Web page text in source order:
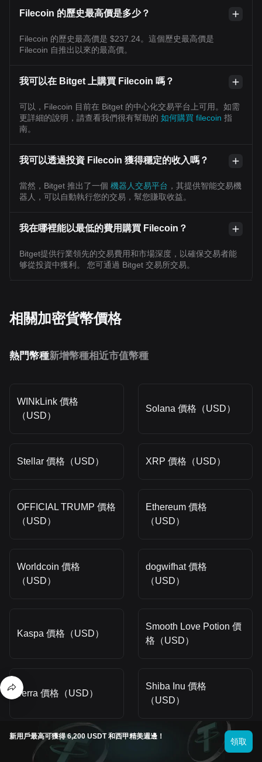
Filecoin 的歷史最高價是多少？
Filecoin 的歷史最高價是 $237.24。這個歷史最高價是
Filecoin 自推出以來的最高價。
我可以在 Bitget 上購買 Filecoin 嗎？
可以，Filecoin 目前在 Bitget 的中心化交易平台上可用。如需
更詳細的說明，請查看我們很有幫助的 如何購買 filecoin 指
南。
我可以透過投資 Filecoin 獲得穩定的收入嗎？
當然，Bitget 推出了一個 機器人交易平台 ，其提供智能交易機
器人，可以自動執行您的交易，幫您賺取收益。
我在哪裡能以最低的費用購買 Filecoin？
Bitget提供行業領先的交易費用和市場深度，以確保交易者能
够從投資中獲利。 您可通過 Bitget 交易所交易。
相關加密貨幣價格
熱門幣種新增幣種相近市值幣種
WINkLink 價格
（USD）
Solana 價格（USD）
Stellar 價格（USD） XRP 價格（USD）
OFFICIAL TRUMP 價格
（USD）
Ethereum 價格
（USD）
Worldcoin 價格
（USD）
dogwifhat 價格
（USD）
Kaspa 價格（USD）
Smooth Love Potion 價
格（USD）
Terra 價格（USD）
Shiba Inu 價格
（USD）
Dogecoin 價格
（USD）
Pepe 價格（USD）
新用戶最高可獲得 6,200 USDT 和西甲精美週邊！
領取